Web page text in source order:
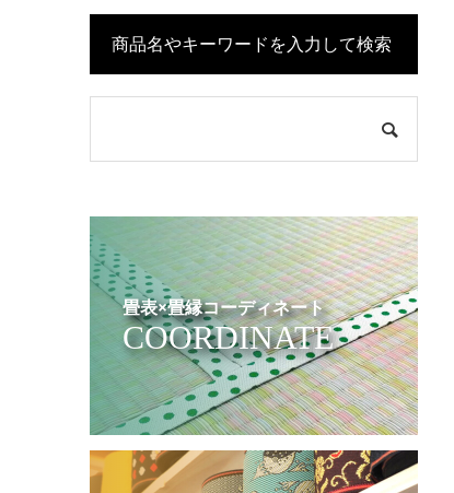
商品名やキーワードを入力して検索
畳表×畳縁コーディネート
COORDINATE